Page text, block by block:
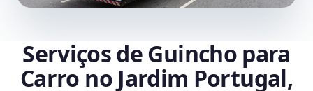
Serviços de Guincho para
Carro no Jardim Portugal,